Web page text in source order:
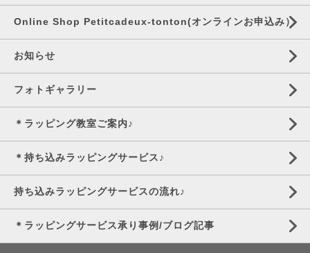
Online Shop Petitcadeux-tonton(オンラインお申込み）
お知らせ
フォトギャラリー
＊ラッピング教室ご案内♪
＊持ち込みラッピングサービス♪
持ち込みラッピングサービスの流れ♪
＊ラッピングサービス承り事例/ブログ記事